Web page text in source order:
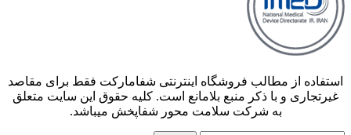
استفاده از مطالب فروشگاه اینترنتی شفامارکت فقط برای مقاصد
غیرتجاری و با ذکر منبع بلامانع است. کلیه حقوق این سایت متعلق
به شرکت سلامت محور شفاپخش میباشد.